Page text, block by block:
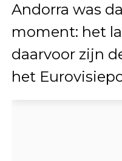
Andorra was
moment: het
daarvoor zijn
het